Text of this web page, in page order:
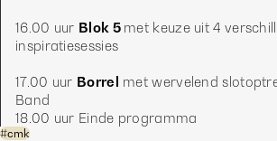
16.00 uur Blok 5 met keuze uit 4
inspiratiesessies
17.00 uur Borrel met wervelend
Band
18.00 uur Einde programma
#cmk